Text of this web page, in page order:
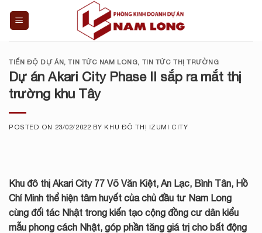
TIẾN ĐỘ DỰ ÁN,TIN TỨC NAM LONG, TIN TỨC THỊ TRƯỜNG
Dự án Akari City Phase II sắp ra mắt thị
trường khu Tây
POSTED ON 23/02/2022 BY KHU ĐÔ THỊ IZUMI CITY
Khu đô thị Akari City 77 Võ Văn Kiệt, An Lạc, Bình Tân, Hồ
Chí Minh thể hiện tâm huyết của chủ đầu tư Nam Long
cùng đối tác Nhật trong kiến tạo cộng đồng cư dân kiểu
mẫu phong cách Nhật, góp phần tăng giá trị cho bất động